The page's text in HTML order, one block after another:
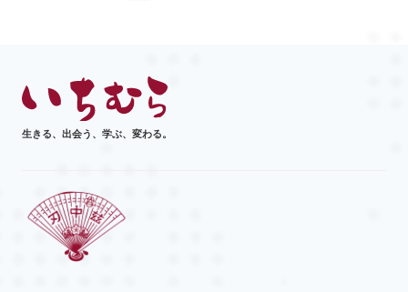
生きる、出会う、学ぶ、変わる。